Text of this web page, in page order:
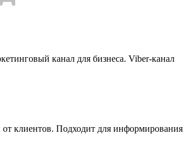
канал для бизнеса. Viber-канал
от клиентов. Подходит для информирования